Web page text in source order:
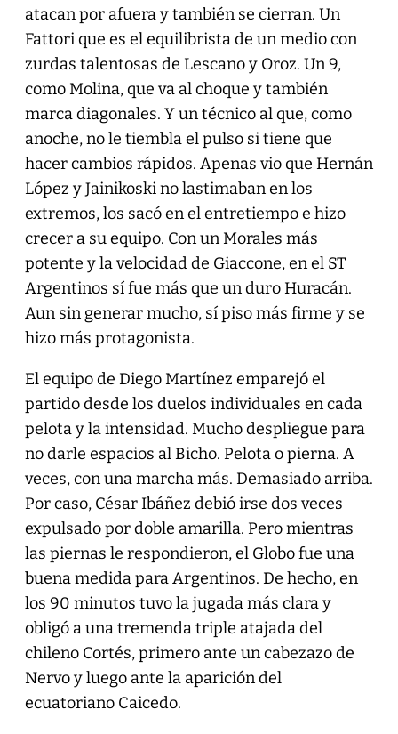
atacan por afuera y también se cierran. Un
Fattori que es el equilibrista de un medio con
zurdas talentosas de Lescano y Oroz. Un 9,
como Molina, que va al choque y también
marca diagonales. Y un técnico al que, como
anoche, no le tiembla el pulso si tiene que
hacer cambios rápidos. Apenas vio que Hernán
López y Jainikoski no lastimaban en los
extremos, los sacó en el entretiempo e hizo
crecer a su equipo. Con un Morales más
potente y la velocidad de Giaccone, en el ST
Argentinos sí fue más que un duro Huracán.
Aun sin generar mucho, sí piso más firme y se
hizo más protagonista.
El equipo de Diego Martínez emparejó el
partido desde los duelos individuales en cada
pelota y la intensidad. Mucho despliegue para
no darle espacios al Bicho. Pelota o pierna. A
veces, con una marcha más. Demasiado arriba.
Por caso, César Ibáñez debió irse dos veces
expulsado por doble amarilla. Pero mientras
las piernas le respondieron, el Globo fue una
buena medida para Argentinos. De hecho, en
los 90 minutos tuvo la jugada más clara y
obligó a una tremenda triple atajada del
chileno Cortés, primero ante un cabezazo de
Nervo y luego ante la aparición del
ecuatoriano Caicedo.